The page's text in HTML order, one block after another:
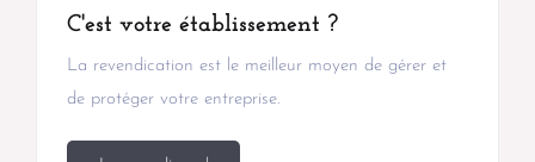
C'est votre établissement ?
La revendication est le meilleur moyen de gérer et
de protéger votre entreprise.